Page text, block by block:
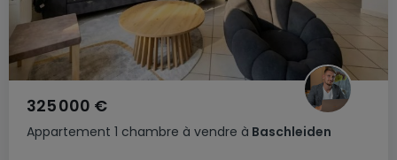
Appartement 1 chambre à vendre à Baschleiden
325 000 €